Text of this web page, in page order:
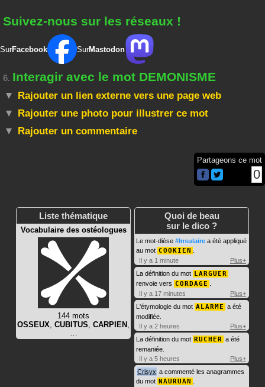
Suivez-nous sur les réseaux !
SurFacebook SurMastodon
6. Interagir avec le mot DEMONISME
Rajouter un lien externe vers une page web
Rajouter une photo pour illustrer ce mot
Rajouter un commentaire
Partageons ce mot
0
Liste thématique
Vocabulaire des ostéologues
144 mots
OSSEUX, CUBITUS, CARPIEN ,
…
Quoi de beau
sur le dico ?
Le mot-dièse #Insulaire a été appliqué
au mot COOKIEN
Il y a 1 minute
Plus+
La définition du mot LARGUER
renvoie vers CORDAGE
Il y a 17 minutes
Plus+
L'étymologie du mot ALARME a été
modifiée.
Il y a 2 heures
Plus+
La définition du mot RUCHER a été
remaniée.
Il y a 5 heures
Plus+
Crisyx a commenté les anagrammes
du mot NAURUAN